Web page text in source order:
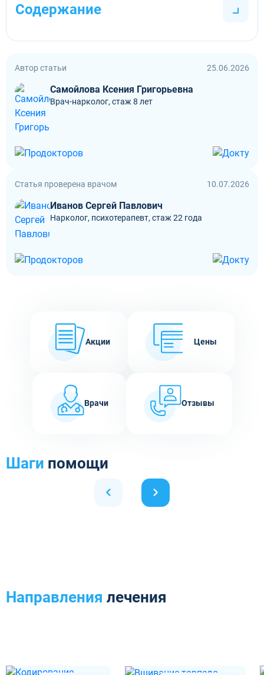
Содержание
Автор статьи 25.06.2026
Самойлова Ксения Григорьевна
Врач-нарколог, стаж 8 лет
Статья проверена врачом 10.07.2026
Иванов Сергей Павлович
Нарколог, психотерапевт, стаж 22 года
Акции Цены
Врачи Отзывы
Шаги помощи
Направления лечения